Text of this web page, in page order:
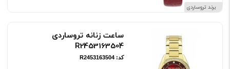
برند تروساردی
ساعت زنانه تروساردی
R2453163504
کد: R2453163504